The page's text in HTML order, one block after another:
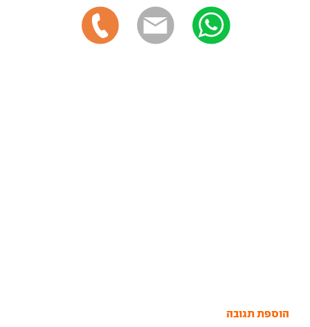
הוספת תגובה